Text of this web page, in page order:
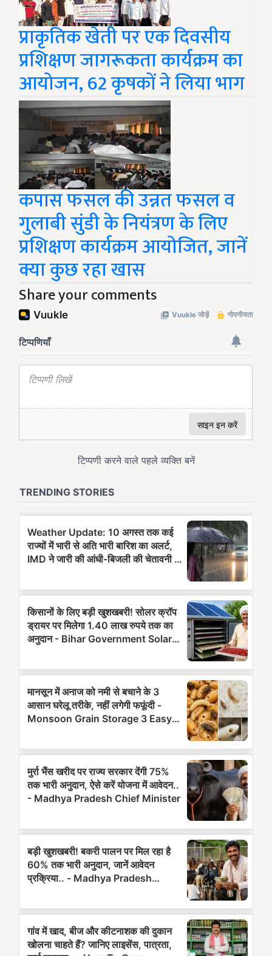
प्राकृतिक खेती पर एक दिवसीय
प्रशिक्षण जागरूकता कार्यक्रम का
आयोजन, 62 कृषकों ने लिया भाग
कपास फसल की उन्नत फसल व
गुलाबी सुंडी के नियंत्रण के लिए
प्रशिक्षण कार्यक्रम आयोजित, जानें
क्या कुछ रहा खास
Share your comments